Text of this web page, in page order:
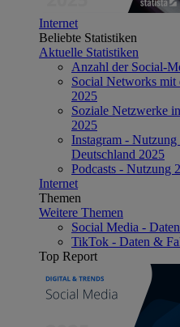
Internet
Beliebte Statistiken
Aktuelle Statistiken
Anzahl der Social-
Social Networks mit
2025
Soziale Netzwerke
2025
Instagram -
Deutschland 2025
Podcasts - Nutzung
Internet
Themen
Weitere Themen
Social Media -
TikTok - Daten &
Top Report